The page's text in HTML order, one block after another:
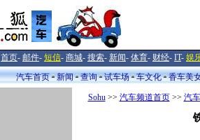
首页- 邮件- 短信- 商城- 搜索- 新闻- 体育- 财经- IT- 娱
汽车首页
新闻 查询 试车场 车文化 香车美
Sohu>> 汽车频道首页>> 汽